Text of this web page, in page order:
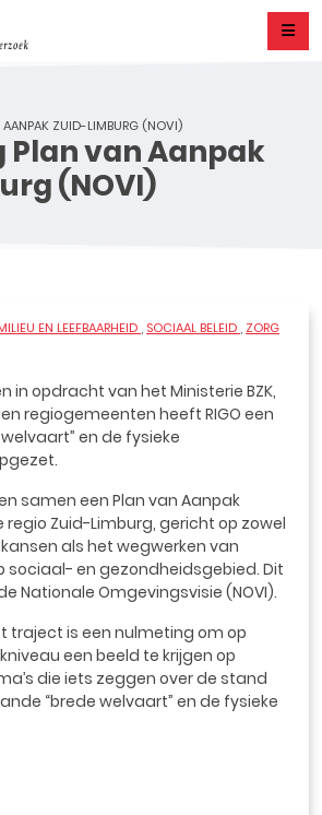
van Aanpak
(NOVI)
AANPAK ZUID-LIMBURG (NOVI)
EN LEEFBAARHEID SOCIAAL BELEID ZORG
in opdracht van het Ministerie BZK,
regiogemeenten heeft RIGO een
en de fysieke
samen een Plan van Aanpak
Zuid-Limburg, gericht op zowel
als het wegwerken van
en gezondheidsgebied. Dit
Nationale Omgevingsvisie (NOVI).
traject is een nulmeting om op
een beeld te krijgen op
die iets zeggen over de stand
“brede welvaart” en de fysieke